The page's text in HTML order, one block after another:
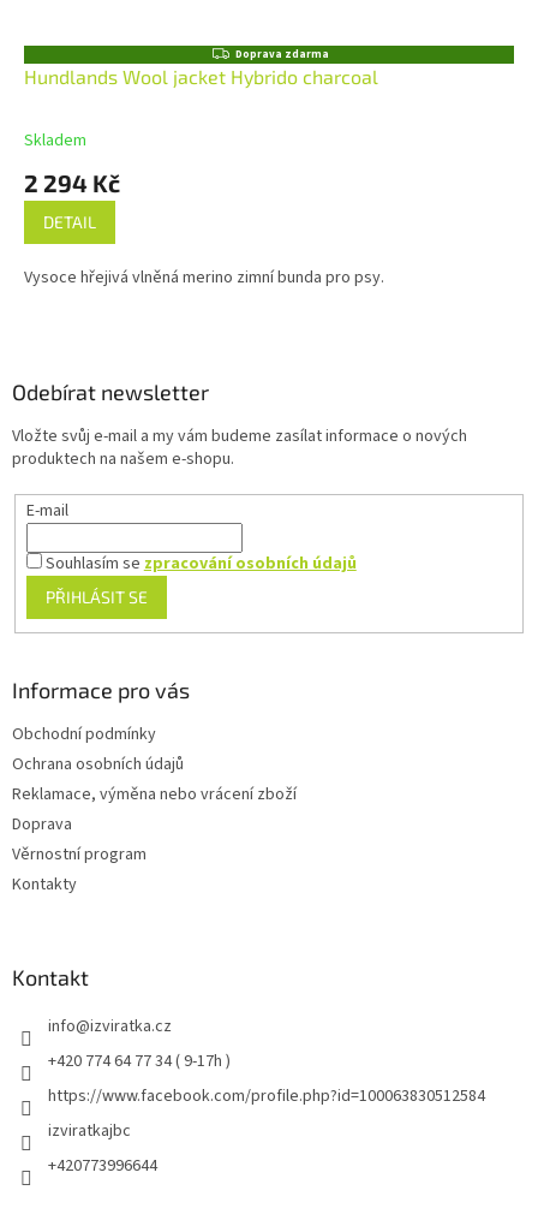
Z
D
A
Doprava zdarma
Hundlands Wool jacket Hybrido charcoal
Skladem
2 294 Kč
DETAIL
Vysoce hřejivá vlněná merino zimní bunda pro psy.
Odebírat newsletter
Vložte svůj e-mail a my vám budeme zasílat informace o nových
produktech na našem e-shopu.
E-mail
Souhlasím sezpracování osobních údajů
PŘIHLÁSIT SE
Informace pro vás
Obchodní podmínky
Ochrana osobních údajů
Reklamace, výměna nebo vrácení zboží
Doprava
Věrnostní program
Kontakty
Kontakt
info@izviratka.cz
+420 774 64 77 34 ( 9-17h )
https://www.facebook.com/profile.php?id=100063830512584
izviratkajbc
+420773996644